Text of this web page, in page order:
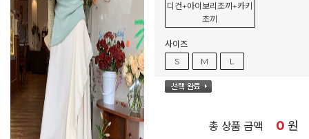
디건+아이보리조끼+카키
조끼
사이즈
S
M L
총 상품 금액 0 원